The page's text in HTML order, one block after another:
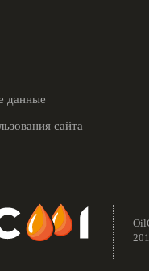
данные
сайта